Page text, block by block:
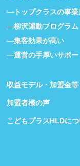
トップクラスの事
柳沢運動プログラム
集客効果が高い
運営の手厚いサポー
収益モデル・加盟金等
加盟者様の声
こどもプラスHLDに